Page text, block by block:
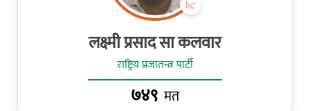
लक्ष्मी प्रसाद सा कलवार
राष्ट्रिय प्रजातन्त्र पार्टी
७४९ मत